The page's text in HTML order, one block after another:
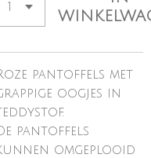
pantoffels met
oogjes in
pantoffels
omgeplooid